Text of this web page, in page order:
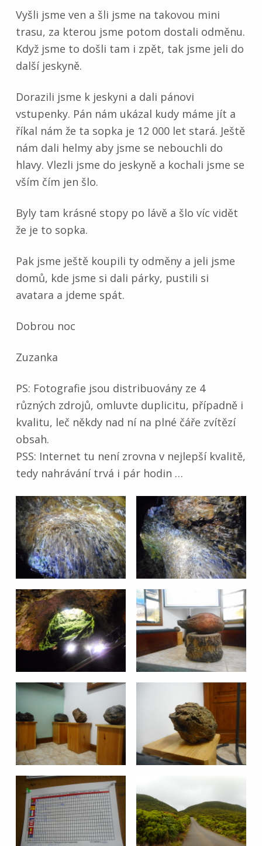
Vyšli jsme ven a šli jsme na takovou mini
trasu, za kterou jsme potom dostali odměnu.
Když jsme to došli tam i zpět, tak jsme jeli do
další jeskyně.
Dorazili jsme k jeskyni a dali pánovi
vstupenky. Pán nám ukázal kudy máme jít a
říkal nám že ta sopka je 12 000 let stará. Ještě
nám dali helmy aby jsme se nebouchli do
hlavy. Vlezli jsme do jeskyně a kochali jsme se
vším čím jen šlo.
Byly tam krásné stopy po lávě a šlo víc vidět
že je to sopka.
Pak jsme ještě koupili ty odměny a jeli jsme
domů, kde jsme si dali párky, pustili si
avatara a jdeme spát.
Dobrou noc
Zuzanka
PS: Fotografie jsou distribuovány ze 4
různých zdrojů, omluvte duplicitu, případně i
kvalitu, leč někdy nad ní na plné čáře zvítězí
obsah.
PSS: Internet tu není zrovna v nejlepší kvalitě,
tedy nahrávání trvá i pár hodin …